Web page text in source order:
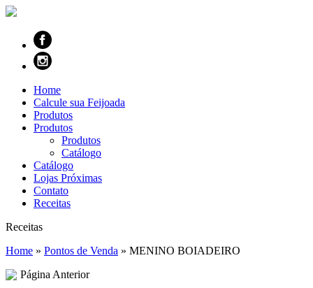
Home
Calcule sua Feijoada
Produtos
Produtos
Produtos
Catálogo
Catálogo
Lojas Próximas
Contato
Receitas
Receitas
Home » Pontos de Venda » MENINO BOIADEIRO
Página Anterior